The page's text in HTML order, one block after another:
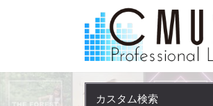
カスタム検索